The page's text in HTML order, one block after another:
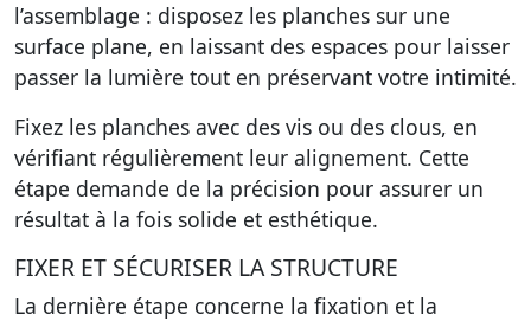
l’assemblage : disposez les planches sur une
surface plane, en laissant des espaces pour laisser
passer la lumière tout en préservant votre intimité.
Fixez les planches avec des vis ou des clous, en
vérifiant régulièrement leur alignement. Cette
étape demande de la précision pour assurer un
résultat à la fois solide et esthétique.
FIXER ET SÉCURISER LA STRUCTURE
La dernière étape concerne la fixation et la